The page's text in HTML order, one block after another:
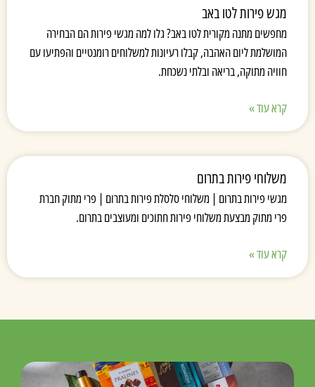
מגש פירות לטו באב
מחפשים מתנה מקורית לטו באב? גלו למה מגשי פירות הם הבחירה
המושלמת ליום האהבה, קבלו רעיונות למשלוחים רומנטיים והפתיעו עם
חוויה מתוקה, בריאה ובלתי נשכחת.
קרא עוד »
משלוחי פירות בתרום
מגשי פירות בתרום | משלוחי סלסלת פירות בתרום | פרי מתוק חברת
פרי מתוק מבצעת משלוחי פירות חתוכים ומעוצבים בתרום.
קרא עוד »